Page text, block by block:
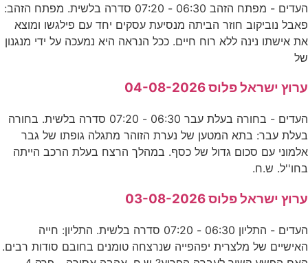
העדים - מפתח הזהב 06:30 - 07:20 סדרה בלשית. מפתח הזהב:
פאבל נוביקוב חוזר הביתה מנסיעת עסקים יחד עם פילגשו ומוצא
את אישתו נינה ללא רוח חיים. ככל הנראה היא נמעכה על ידי מנגנון
של
ערוץ ישראל פלוס 04-08-2026
העדים - בחורה בעלת עבר 06:30 - 07:20 סדרה בלשית. בחורה
בעלת עבר: בתא המטען של נערת הזוהר מתגלה גופתו של גבר
אלמוני עם סכום גדול של כסף. במהלך הרצח בעלת הרכב הייתה
בחו''ל. ש.ח.
ערוץ ישראל פלוס 03-08-2026
העדים - התליון 06:30 - 07:20 סדרה בלשית. התליון: חייה
האישיים של מלצרית יפהפייה שנרצחה טומנים בחובם סודות רבים.